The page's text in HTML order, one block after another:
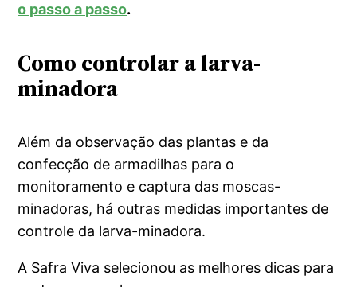
o passo a passo.
Como controlar a larva-
minadora
Além da observação das plantas e da
confecção de armadilhas para o
monitoramento e captura das moscas-
minadoras, há outras medidas importantes de
controle da larva-minadora.
A Safra Viva selecionou as melhores dicas para